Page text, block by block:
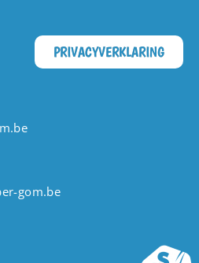
PRIVACYVERKLARING
gom.be